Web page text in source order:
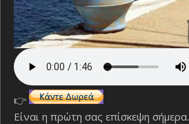
👉
Είναι η πρώτη σας επίσκεψη σήμερα.